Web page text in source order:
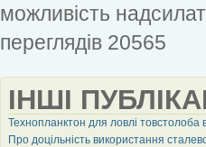
можливість
переглядів 20565
ІНШІ
Технопланктон для ловлі товстолоба
Про доцільність використання